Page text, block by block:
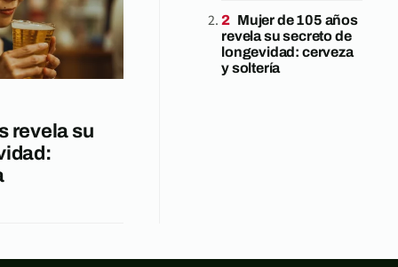
revela su
Mujer de 105 años
revela su secreto de
longevidad: cerveza
y soltería